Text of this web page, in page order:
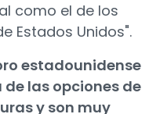
como el de los
Estados Unidos".
estadounidense
las opciones de
y son muy